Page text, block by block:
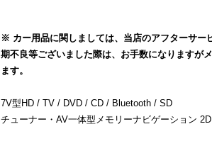
※ カー用品に関しましては、当店のアフターサー
期不良等ございました際は、お手数になりますが
ます。
7V型HD / TV / DVD / CD / Bluetooth / SD
チューナー・AV一体型メモリーナビゲーション